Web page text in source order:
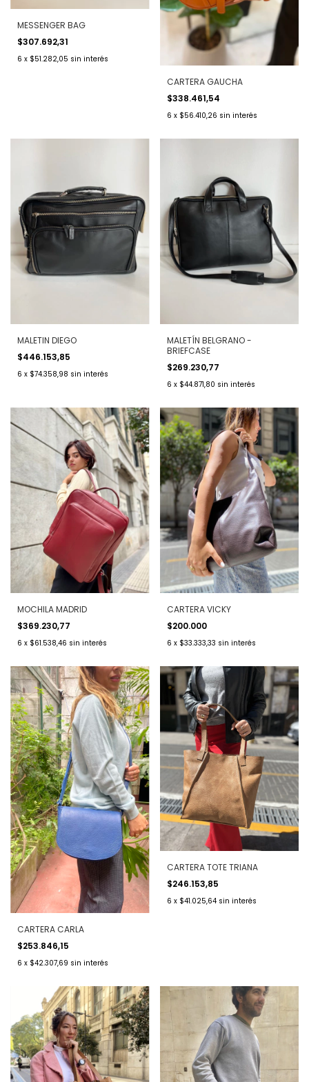
MESSENGER BAG
$307.692,31
6 x $51.282,05 sin interés
CARTERA GAUCHA
$338.461,54
6 x $56.410,26 sin interés
MALETIN DIEGO
$446.153,85
6 x $74.358,98 sin interés
MALETÍN BELGRANO -
BRIEFCASE
$269.230,77
6 x $44.871,80 sin interés
MOCHILA MADRID
$369.230,77
6 x $61.538,46 sin interés
CARTERA VICKY
$200.000
6 x $33.333,33 sin interés
CARTERA CARLA
$253.846,15
6 x $42.307,69 sin interés
CARTERA TOTE TRIANA
$246.153,85
6 x $41.025,64 sin interés